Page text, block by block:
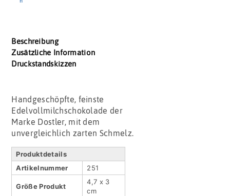
Beschreibung
Zusätzliche Information
Druckstandskizzen
Handgeschöpfte, feinste
Edelvollmilchschokolade der
Marke Dostler, mit dem
unvergleichlich zarten Schmelz.
Produktdetails
Artikel­nummer
251
Größe Produkt
4,7 x 3
cm